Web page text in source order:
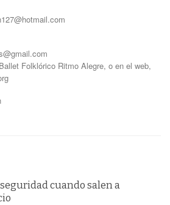
Folklórico Ritmo Alegre, o en el web,
cuando salen a